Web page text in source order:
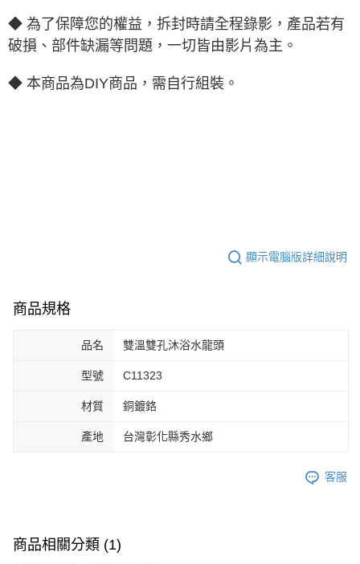
◆ 為了保障您的權益，拆封時請全程錄影，產品若有
破損、部件缺漏等問題，一切皆由影片為主。
◆ 本商品為DIY商品，需自行組裝。
顯示電腦版詳細說明
商品規格
品名 雙溫雙孔沐浴水龍頭
型號 C11323
材質 銅鍍鉻
產地 台灣彰化縣秀水鄉
客服
商品相關分類 (1)